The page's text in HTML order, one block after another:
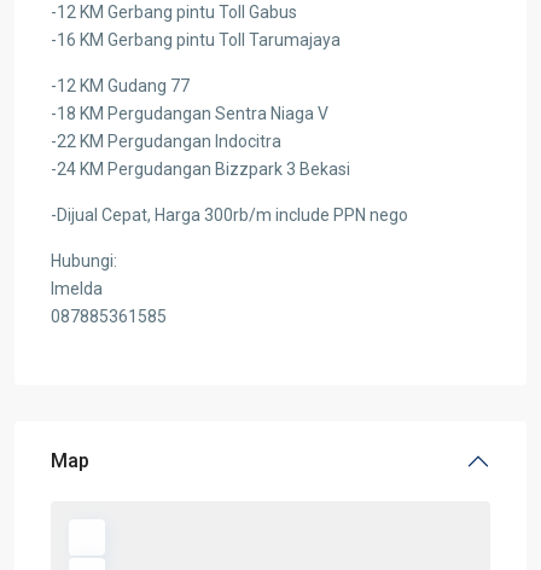
-12 KM Gerbang pintu Toll Gabus
-16 KM Gerbang pintu Toll Tarumajaya
-12 KM Gudang 77
-18 KM Pergudangan Sentra Niaga V
-22 KM Pergudangan Indocitra
-24 KM Pergudangan Bizzpark 3 Bekasi
-Dijual Cepat, Harga 300rb/m include PPN nego
Hubungi:
Imelda
087885361585
Map